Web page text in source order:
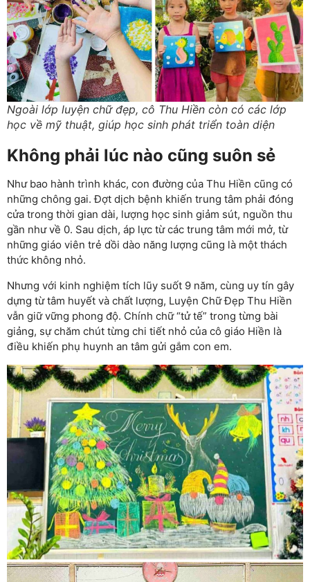
Ngoài lớp luyện chữ đẹp, cô Thu Hiền còn có các lớp
học về mỹ thuật, giúp học sinh phát triển toàn diện
Không phải lúc nào cũng suôn sẻ
Như bao hành trình khác, con đường của Thu Hiền cũng có
những chông gai. Đợt dịch bệnh khiến trung tâm phải đóng
cửa trong thời gian dài, lượng học sinh giảm sút, nguồn thu
gần như về 0. Sau dịch, áp lực từ các trung tâm mới mở, từ
những giáo viên trẻ dồi dào năng lượng cũng là một thách
thức không nhỏ.
Nhưng với kinh nghiệm tích lũy suốt 9 năm, cùng uy tín gây
dựng từ tâm huyết và chất lượng, Luyện Chữ Đẹp Thu Hiền
vẫn giữ vững phong độ. Chính chữ “tử tế” trong từng bài
giảng, sự chăm chút từng chi tiết nhỏ của cô giáo Hiền là
điều khiến phụ huynh an tâm gửi gắm con em.